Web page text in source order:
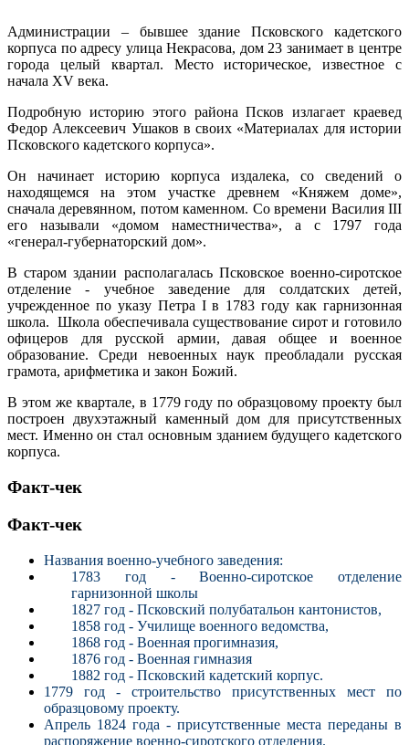
Администрации – бывшее здание Псковского кадетского
корпуса по адресу улица Некрасова, дом 23 занимает в центре
города целый квартал. Место историческое, известное с
начала XV века.
Подробную историю этого района Псков излагает краевед
Федор Алексеевич Ушаков в своих «Материалах для истории
Псковского кадетского корпуса».
Он начинает историю корпуса издалека, со сведений о
находящемся на этом участке древнем «Княжем доме»,
сначала деревянном, потом каменном. Со времени Василия III
его называли «домом наместничества», а с 1797 года
«генерал-губернаторский дом».
В старом здании располагалась Псковское военно-сиротское
отделение - учебное заведение для солдатских детей,
учрежденное по указу Петра I в 1783 году как гарнизонная
школа. Школа обеспечивала существование сирот и готовило
офицеров для русской армии, давая общее и военное
образование. Среди невоенных наук преобладали русская
грамота, арифметика и закон Божий.
В этом же квартале, в 1779 году по образцовому проекту был
построен двухэтажный каменный дом для присутственных
мест. Именно он стал основным зданием будущего кадетского
корпуса.
Факт-чек
Факт-чек
Названия военно-учебного заведения:
1783 год - Военно-сиротское отделение
гарнизонной школы
1827 год - Псковский полубатальон кантонистов,
1858 год - Училище военного ведомства,
1868 год - Военная прогимназия,
1876 год - Военная гимназия
1882 год - Псковский кадетский корпус.
1779 год - строительство присутственных мест по
образцовому проекту.
Апрель 1824 года - присутственные места переданы в
распоряжение военно-сиротского отделения.